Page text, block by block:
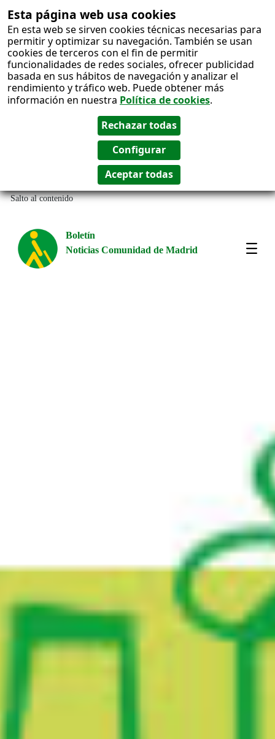
Esta página web usa cookies
En esta web se sirven cookies técnicas necesarias para
permitir y optimizar su navegación. También se usan
cookies de terceros con el fin de permitir
funcionalidades de redes sociales, ofrecer publicidad
basada en sus hábitos de navegación y analizar el
rendimiento y tráfico web. Puede obtener más
información en nuestra Política de cookies.
Salto al contenido
Boletín
Noticias Comunidad de Madrid